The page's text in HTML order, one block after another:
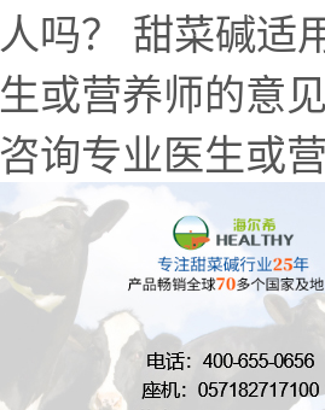
吗？ 甜菜碱适
或营养师的意
询专业医生或